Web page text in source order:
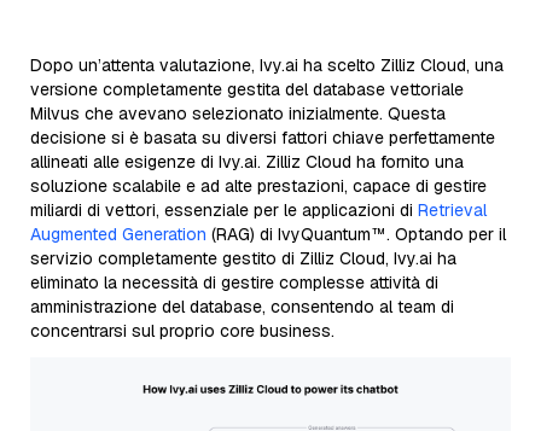
Dopo un’attenta valutazione, Ivy.ai ha scelto Zilliz Cloud, una
versione completamente gestita del database vettoriale
Milvus che avevano selezionato inizialmente. Questa
decisione si è basata su diversi fattori chiave perfettamente
allineati alle esigenze di Ivy.ai. Zilliz Cloud ha fornito una
soluzione scalabile e ad alte prestazioni, capace di gestire
miliardi di vettori, essenziale per le applicazioni di Retrieval
Augmented Generation (RAG) di IvyQuantum™. Optando per il
servizio completamente gestito di Zilliz Cloud, Ivy.ai ha
eliminato la necessità di gestire complesse attività di
amministrazione del database, consentendo al team di
concentrarsi sul proprio core business.